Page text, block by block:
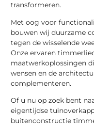
transformeren.
Met oog voor
bouwen wij duurzame
tegen de wisselende
Onze ervaren
maatwerkoplossingen
wensen en de
complementeren.
Of u nu op zoek bent
eigentijdse
buitenconstructie